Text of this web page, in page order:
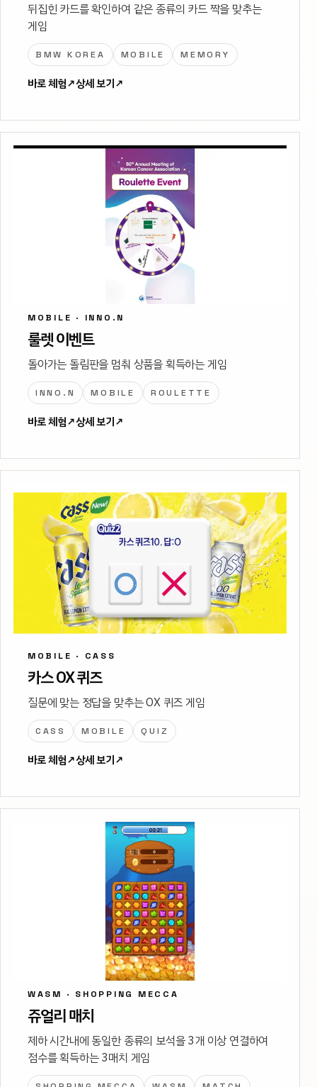
뒤집힌 카드를 확인하여 같은 종류의 카드 짝을 맞추는
게임
BMW KOREA MOBILE MEMORY
바로 체험↗상세 보기↗
MOBILE · INNO.N
룰렛 이벤트
돌아가는 돌림판을 멈춰 상품을 획득하는 게임
INNO.N MOBILE ROULETTE
바로 체험↗상세 보기↗
MOBILE · CASS
카스 OX 퀴즈
질문에 맞는 정답을 맞추는 OX 퀴즈 게임
CASS MOBILE QUIZ
바로 체험↗상세 보기↗
WASM · SHOPPING MECCA
쥬얼리 매치
제하 시간내에 동일한 종류의 보석을 3개 이상 연결하여
점수를 획득하는 3매치 게임